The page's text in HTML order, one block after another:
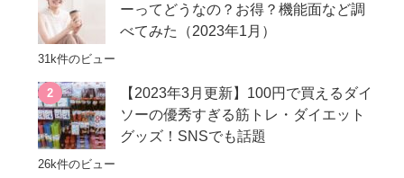
ーってどうなの？お得？機能面など調
べてみた（2023年1月）
31k件のビュー
【2023年3月更新】100円で買えるダイ
ソーの優秀すぎる筋トレ・ダイエット
グッズ！SNSでも話題
26k件のビュー